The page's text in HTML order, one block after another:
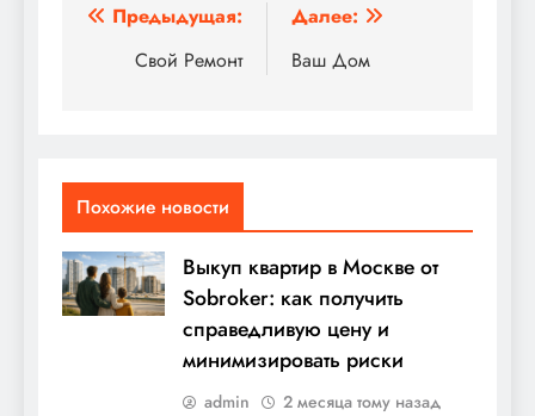
Навигация
Предыдущая:
Свой Ремонт
Далее:
Ваш Дом
Похожие новости
Выкуп квартир в Москве от
Sobroker: как получить
справедливую цену и
минимизировать риски
admin 2 месяца тому назад